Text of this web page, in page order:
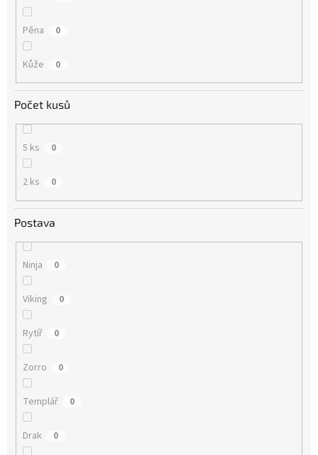
Pěna 0
Kůže 0
Počet kusů
5 ks 0
2 ks 0
Postava
Ninja 0
Viking 0
Rytíř 0
Zorro 0
Templář 0
Drak 0